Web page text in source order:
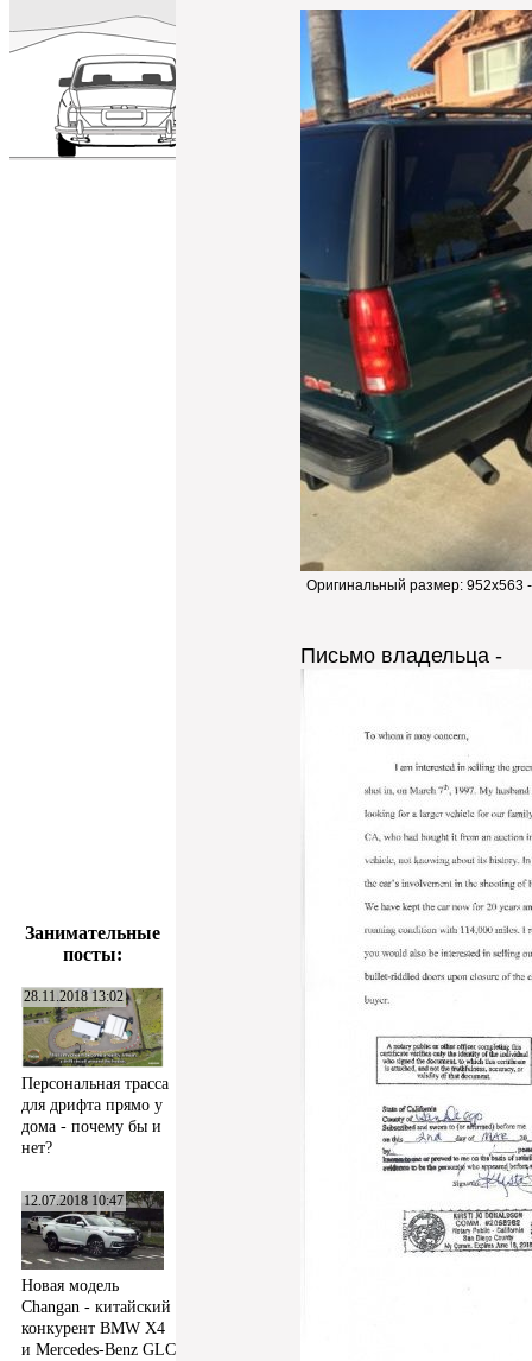
Занимательные
посты:
28.11.2018 13:02
Персональная трасса
для дрифта прямо у
дома - почему бы и
нет?
12.07.2018 10:47
Новая модель
Changan - китайский
конкурент BMW X4
и Mercedes-Benz GLC
Оригинальный размер: 952x563
Письмо владельца -